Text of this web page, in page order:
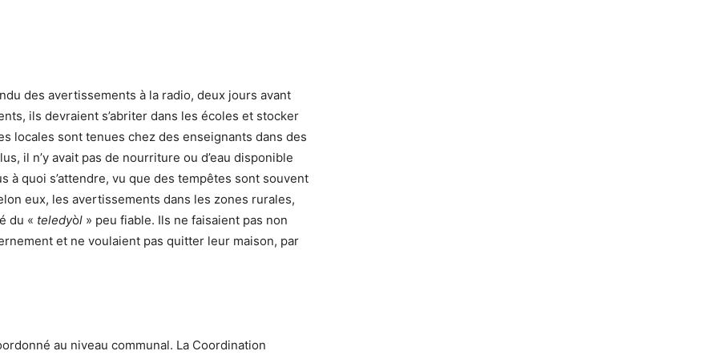
des avertissements à la radio, deux jours avant
ils devraient s’abriter dans les écoles et stocker
locales sont tenues chez des enseignants dans des
il n’y avait pas de nourriture ou d’eau disponible
à quoi s’attendre, vu que des tempêtes sont souvent
eux, les avertissements dans les zones rurales,
du « teledyòl » peu fiable. Ils ne faisaient pas non
et ne voulaient pas quitter leur maison, par
au niveau communal. La Coordination